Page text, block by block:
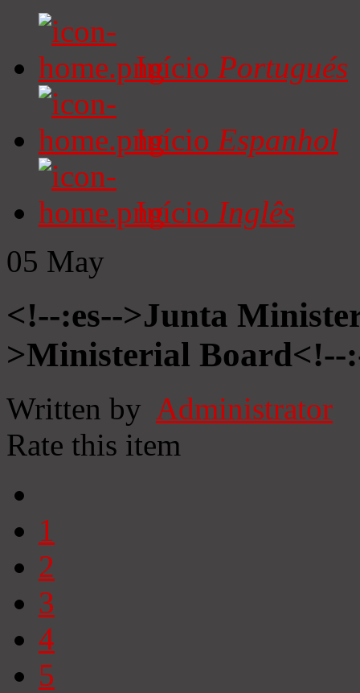
Início Portugués
Início Espanhol
Início Inglês
05 May
<!--:es-->Junta
>Ministerial Board<!--
Written by Administrator
Rate this item
1
2
3
4
5